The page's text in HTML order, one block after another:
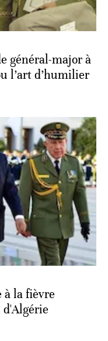
général-major à
l’art d’humilier
à la fièvre